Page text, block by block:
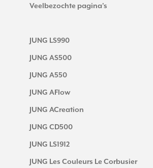
Veelbezochte pagina's
JUNG LS990
JUNG AS500
JUNG A550
JUNG AFlow
JUNG ACreation
JUNG CD500
JUNG LS1912
JUNG Les Couleurs Le Corbusier